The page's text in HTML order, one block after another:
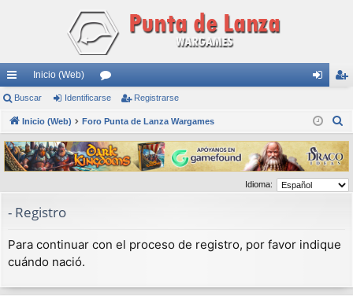
nl
ac
es
rá
pi
do
s
Inicio (Web)
or
os nti
fic
ar
se
ist
ra
rs
e
Buscar Identificarse Registrarse
Inicio (Web) Foro Punta de Lanza Wargames
s
c
a
Idioma:
- Registro
Para continuar con el proceso de registro, por favor indique
cuándo nació.